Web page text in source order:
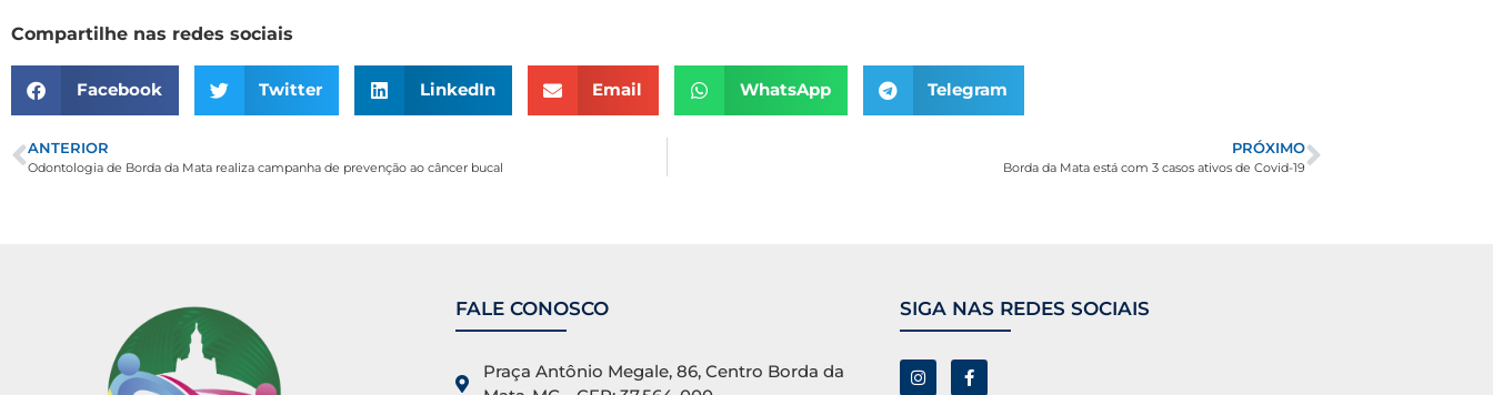
Compartilhe nas redes sociais
Facebook Twitter LinkedIn Email WhatsApp Telegram
ANTERIOR
Odontologia de Borda da Mata realiza campanha de prevenção ao câncer bucal
PRÓXIMO
Borda da Mata está com 3 casos ativos de Covid-19
FALE CONOSCO
Praça Antônio Megale, 86, Centro Borda da
SIGA NAS REDES SOCIAIS